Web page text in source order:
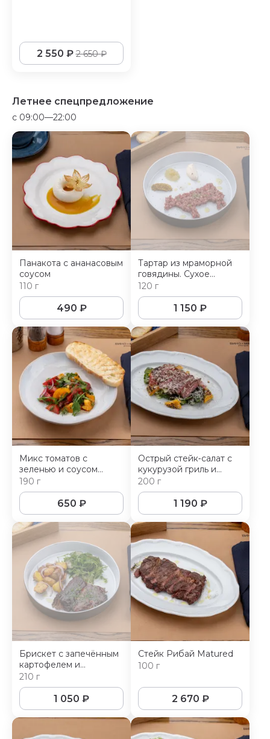
2 550 ₽ 2 650₽
Летнее спецпредложение
c 09:00—22:00
Панакота с ананасовым
соусом
110 г
490 ₽
Тартар из мраморной
говядины. Сухое
вызревание 21 день
120 г
1 150 ₽
Микс томатов с
зеленью и соусом
чимичурри
190 г
650 ₽
Острый стейк‑салат с
кукурузой гриль и
сыром пармезан
200 г
1 190 ₽
Брискет с запечённым
картофелем и
маринованными
огурчиками
210 г
1 050 ₽
Стейк Рибай Matured
100 г
2 670 ₽